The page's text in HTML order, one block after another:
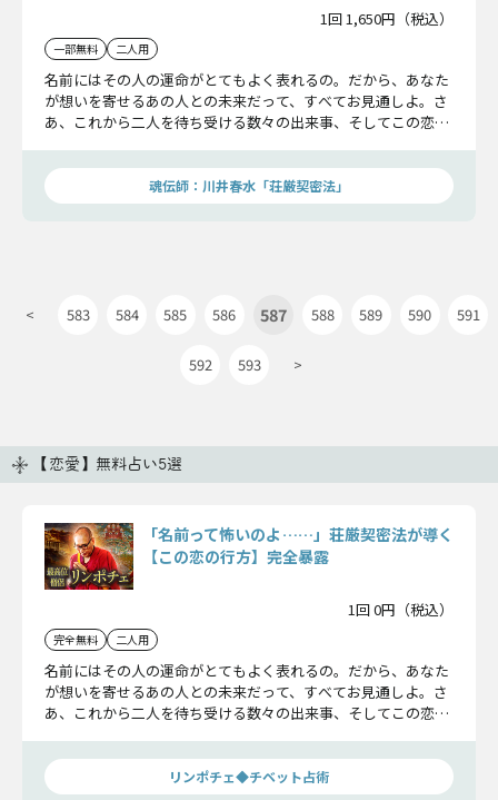
1回 1,650円（税込）
一部無料 二人用
名前にはその人の運命がとてもよく表れるの。だから、あなた
が想いを寄せるあの人との未来だって、すべてお見通しよ。さ
あ、これから二人を待ち受ける数々の出来事、そしてこの恋の
魂伝師：川井春水「荘厳契密法」
< 583 584 585 586 587 588 589 590 591
592 593 >
【恋愛】無料占い5選
「名前って怖いのよ……」荘厳契密法が導く
【この恋の行方】完全暴露
1回 0円（税込）
完全無料 二人用
名前にはその人の運命がとてもよく表れるの。だから、あなた
が想いを寄せるあの人との未来だって、すべてお見通しよ。さ
あ、これから二人を待ち受ける数々の出来事、そしてこの恋の
リンポチェ◆チベット占術